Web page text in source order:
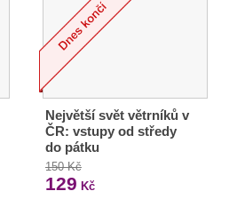
Největší svět větrníků v
ČR: vstupy od středy
do pátku
150 Kč
129 Kč